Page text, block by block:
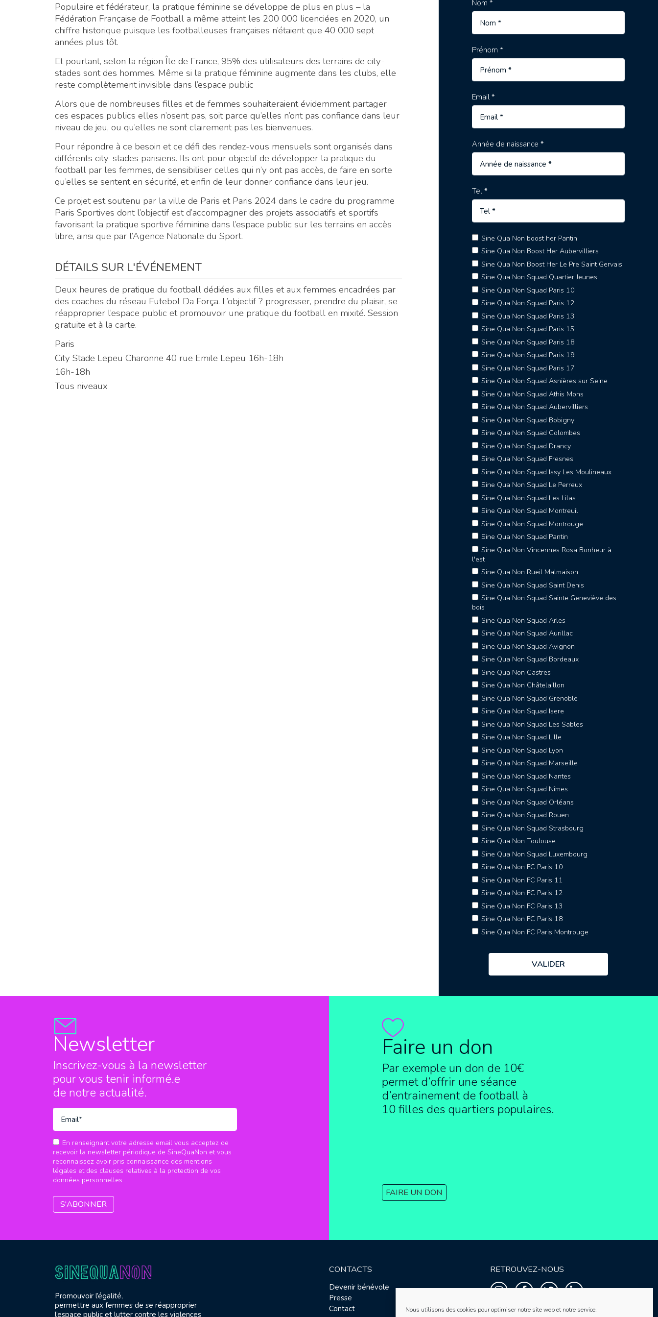
Nous utilisons des cookies pour optimiser notre site web et notre service.
Populaire et fédérateur, la pratique féminine se développe de plus en plus – la
Fédération Française de Football a même atteint les 200 000 licenciées en 2020, un
chiffre historique puisque les footballeuses françaises n’étaient que 40 000 sept
années plus tôt.
Et pourtant, selon la région Île de France, 95% des utilisateurs des terrains de city-
stades sont des hommes. Même si la pratique féminine augmente dans les clubs, elle
reste complètement invisible dans l’espace public
Alors que de nombreuses filles et de femmes souhaiteraient évidemment partager
ces espaces publics elles n’osent pas, soit parce qu’elles n’ont pas confiance dans leur
niveau de jeu, ou qu’elles ne sont clairement pas les bienvenues.
Pour répondre à ce besoin et ce défi des rendez-vous mensuels sont organisés dans
différents city-stades parisiens. Ils ont pour objectif de développer la pratique du
football par les femmes, de sensibiliser celles qui n’y ont pas accès, de faire en sorte
qu’elles se sentent en sécurité, et enfin de leur donner confiance dans leur jeu.
Ce projet est soutenu par la ville de Paris et Paris 2024 dans le cadre du programme
Paris Sportives dont l’objectif est d’accompagner des projets associatifs et sportifs
favorisant la pratique sportive féminine dans l’espace public sur les terrains en accès
libre, ainsi que par l’Agence Nationale du Sport.
DÉTAILS SUR L'ÉVÉNEMENT
Deux heures de pratique du football dédiées aux filles et aux femmes encadrées par
des coaches du réseau Futebol Da Força. L’objectif ? progresser, prendre du plaisir, se
réapproprier l’espace public et promouvoir une pratique du football en mixité. Session
gratuite et à la carte.
Paris
City Stade Lepeu Charonne 40 rue Emile Lepeu 16h-18h
16h-18h
Tous niveaux
Nom *
Prénom *
Email *
Année de naissance *
Tel *
Sine Qua Non boost her Pantin
Sine Qua Non Boost Her Aubervilliers
Sine Qua Non Boost Her Le Pre Saint Gervais
Sine Qua Non Squad Quartier Jeunes
Sine Qua Non Squad Paris 10
Sine Qua Non Squad Paris 12
Sine Qua Non Squad Paris 13
Sine Qua Non Squad Paris 15
Sine Qua Non Squad Paris 18
Sine Qua Non Squad Paris 19
Sine Qua Non Squad Paris 17
Sine Qua Non Squad Asnières sur Seine
Sine Qua Non Squad Athis Mons
Sine Qua Non Squad Aubervilliers
Sine Qua Non Squad Bobigny
Sine Qua Non Squad Colombes
Sine Qua Non Squad Drancy
Sine Qua Non Squad Fresnes
Sine Qua Non Squad Issy Les Moulineaux
Sine Qua Non Squad Le Perreux
Sine Qua Non Squad Les Lilas
Sine Qua Non Squad Montreuil
Sine Qua Non Squad Montrouge
Sine Qua Non Squad Pantin
Sine Qua Non Vincennes Rosa Bonheur à
l'est
Sine Qua Non Rueil Malmaison
Sine Qua Non Squad Saint Denis
Sine Qua Non Squad Sainte Geneviève des
bois
Sine Qua Non Squad Arles
Sine Qua Non Squad Aurillac
Sine Qua Non Squad Avignon
Sine Qua Non Squad Bordeaux
Sine Qua Non Castres
Sine Qua Non Châtelaillon
Sine Qua Non Squad Grenoble
Sine Qua Non Squad Isere
Sine Qua Non Squad Les Sables
Sine Qua Non Squad Lille
Sine Qua Non Squad Lyon
Sine Qua Non Squad Marseille
Sine Qua Non Squad Nantes
Sine Qua Non Squad Nîmes
Sine Qua Non Squad Orléans
Sine Qua Non Squad Rouen
Sine Qua Non Squad Strasbourg
Sine Qua Non Toulouse
Sine Qua Non Squad Luxembourg
Sine Qua Non FC Paris 10
Sine Qua Non FC Paris 11
Sine Qua Non FC Paris 12
Sine Qua Non FC Paris 13
Sine Qua Non FC Paris 18
Sine Qua Non FC Paris Montrouge
Newsletter
Inscrivez-vous à la newsletter
pour vous tenir informé.e
de notre actualité.
En renseignant votre adresse email vous acceptez de
recevoir la newsletter périodique de SineQuaNon et vous
reconnaissez avoir pris connaissance des mentions
légales et des clauses relatives à la protection de vos
données personnelles.
Faire un don
Par exemple un don de 10€
permet d’offrir une séance
d’entrainement de football à
10 filles des quartiers populaires.
FAIRE UN DON
Promouvoir l’égalité,
permettre aux femmes de se réapproprier
l’espace public et lutter contre les violences
CONTACTS
Devenir bénévole
Presse
Contact
RETROUVEZ-NOUS